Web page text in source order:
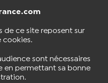
de ce site reposent sur
cookies.
sont nécessaires
en permettant sa bonne
BOUTIQUE